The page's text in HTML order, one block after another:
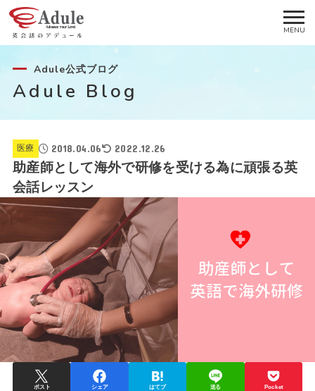
Adule公式ブログ
Adule Blog
医療 2018.04.06 2022.12.26
助産師として海外で研修を受ける為に頑張る英
会話レッスン
ポスト シェア はてブ 送る Pocket